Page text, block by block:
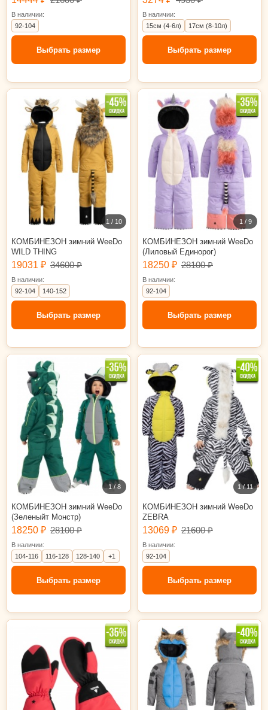
В наличии:
92-104
Выбрать размер
В наличии:
15см (4-6л)
17см (8-10л)
Выбрать размер
1 / 10
КОМБИНЕЗОН зимний WeeDo
WILD THING
19031 ₽ 34600 ₽
В наличии:
92-104
140-152
Выбрать размер
1 / 9
КОМБИНЕЗОН зимний WeeDo
(Лиловый Единорог)
18250 ₽ 28100 ₽
92-104
В наличии:
92-104
Выбрать размер
1 / 8
КОМБИНЕЗОН зимний WeeDo
(Зеленыйт Монстр)
18250 ₽ 28100 ₽
104-116 128-140 140-152
В наличии:
104-116
116-128 128-140 +1
Выбрать размер
1 / 11
КОМБИНЕЗОН зимний WeeDo
ZEBRA
13069 ₽ 21600 ₽
В наличии:
92-104
Выбрать размер
92-104 128-140